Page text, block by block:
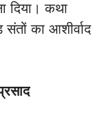
दिया। कथा
का आशीर्वाद